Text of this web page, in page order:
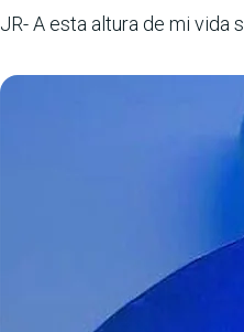
JR- A esta altura de mi vida